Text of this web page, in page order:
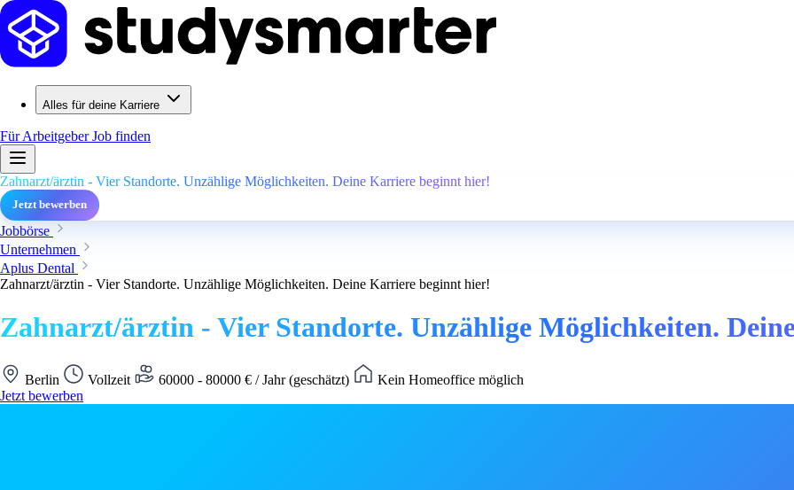
Alles für deine Karriere
Für ArbeitgeberJob finden
Zahnarzt/ärztin - Vier Standorte. Unzählige Möglichkeiten. Deine Karriere beginnt hier!
Jetzt bewerben
Jobbörse
Unternehmen
Aplus Dental
Zahnarzt/ärztin - Vier Standorte. Unzählige Möglichkeiten. Deine Karriere beginnt hier!
Zahnarzt/ärztin - Vier Standorte. Unzählige Möglichkeiten.
Berlin Vollzeit 60000 - 80000 € / Jahr (geschätzt)
Kein Homeoffice möglich
Jetzt bewerben